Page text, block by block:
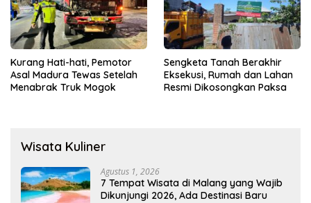
Kurang Hati-hati, Pemotor
Asal Madura Tewas Setelah
Menabrak Truk Mogok
Sengketa Tanah Berakhir
Eksekusi, Rumah dan Lahan
Resmi Dikosongkan Paksa
Wisata Kuliner
Agustus 1, 2026
7 Tempat Wisata di Malang yang Wajib
Dikunjungi 2026, Ada Destinasi Baru